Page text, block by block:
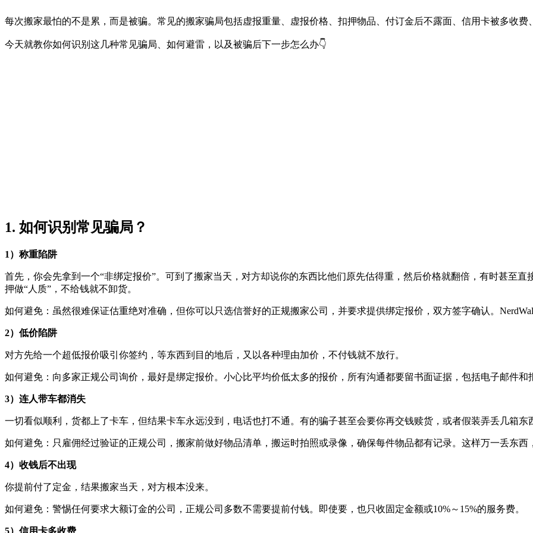
每次搬家最怕的不是累，而是被骗。常见的搬家骗局包括虚报重量、虚报价格、扣押物品、付订金后不露面、信用卡被多收费
今天就教你如何识别这几种常见骗局、如何避雷，以及被骗后下一步怎么办👇
1. 如何识别常见骗局？
1）称重陷阱
首先，你会先拿到一个“非绑定报价”。可到了搬家当天，对方却说你的东西比他们原先估得重，然后价格就翻倍，有时甚至
押做“人质”，不给钱就不卸货。
如何避免：虽然很难保证估重绝对准确，但你可以只选信誉好的正规搬家公司，并要求提供绑定报价，双方签字确认。
2）低价陷阱
对方先给一个超低报价吸引你签约，等东西到目的地后，又以各种理由加价，不付钱就不放行。
如何避免：向多家正规公司询价，最好是绑定报价。小心比平均价低太多的报价，所有沟通都要留书面证据，包括电子邮件和
3）连人带车都消失
一切看似顺利，货都上了卡车，但结果卡车永远没到，电话也打不通。有的骗子甚至会要你再交钱赎货，或者假装弄丢几箱东
如何避免：只雇佣经过验证的正规公司，搬家前做好物品清单，搬运时拍照或录像，确保每件物品都有记录。这样万一丢东西
4）收钱后不出现
你提前付了定金，结果搬家当天，对方根本没来。
如何避免：警惕任何要求大额订金的公司，正规公司多数不需要提前付钱。即使要，也只收固定金额或10%～15%的服务费。
5）信用卡多收费